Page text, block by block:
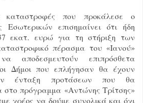
καταστροφές που προκάλεσε ο
Εσωτερικών επισημαίνει ότι ήδη
εκατ. ευρώ για τη στήριξη των
πέρασμα του «Ιανού»
αποδεσμευτούν επιπρόσθετα
Δήμοι που επλήγησαν θα έχουν
ένταξη προτάσεων που θα
στο πρόγραμμα «Αντώνης Τρίτσης»
χρέος να δούμε συνολικά και όχι